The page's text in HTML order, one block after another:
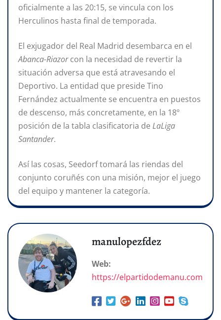
oficialmente a las 20:15, se vincula con los
Herculinos hasta final de temporada.
El exjugador del Real Madrid desembarca en el
Abanca-Riazorcon la necesidad de revertir la
situación adversa que está atravesando el
Deportivo. La entidad que preside Tino
Fernández actualmente se encuentra en puestos
de descenso, más concretamente, en la 18º
posición de la tabla clasificatoria de LaLiga
Santander.
Así las cosas, Seedorf tomará las riendas del
conjunto coruñés con una misión, mejor el juego
del equipo y mantener la categoría.
manulopezfdez
Web:
https://elpartidodemanu.com